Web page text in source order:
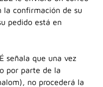
la confirmación de su
pedido está en
señala que una vez
por parte de la
no procederá la